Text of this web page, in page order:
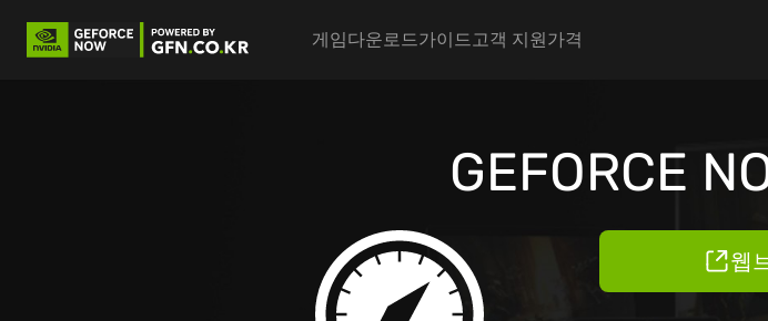
Main navigation
게임다운로드가이드고객 지원가격
GEFORCE
웹